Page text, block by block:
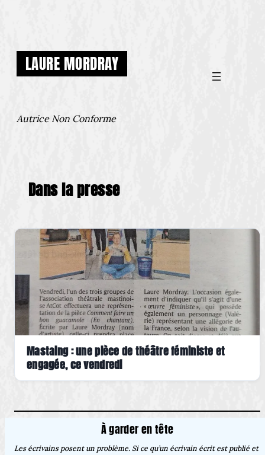
LAURE MORDRAY
Autrice Non Conforme
Dans la presse
Mastaing : une pièce de théâtre féministe et
engagée, ce vendredi
À garder en tête
Les écrivains posent un problème. Si ce qu’un écrivain écrit est publié et